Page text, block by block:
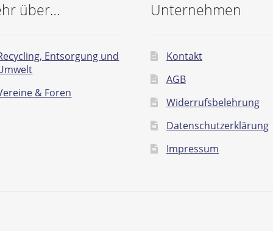
über…
Entsorgung und
& Foren
Unternehmen
Kontakt
AGB
Widerrufsbelehrung
Datenschutzerklärung
Impressum